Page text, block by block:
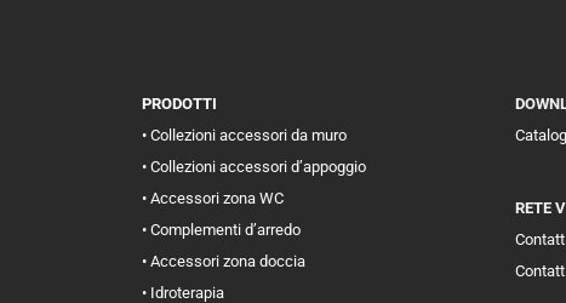
PRODOTTI
• Collezioni accessori da muro
• Collezioni accessori d’appoggio
• Accessori zona WC
• Complementi d’arredo
• Accessori zona doccia
• Idroterapia
RETE